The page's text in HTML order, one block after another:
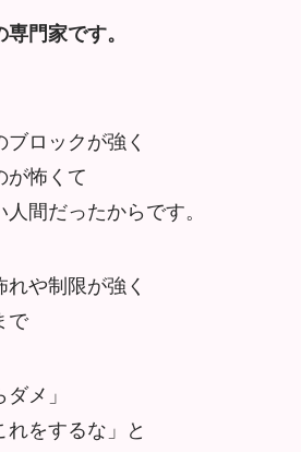
専門家です。
ロックが強く
が怖くて
間だったからです。
や制限が強く
で
メ」
れをするな」と